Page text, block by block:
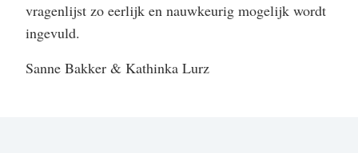
vragenlijst zo eerlijk en nauwkeurig mogelijk wordt
ingevuld.
Sanne Bakker & Kathinka Lurz